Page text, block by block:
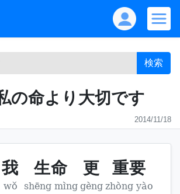
検索
の命より大切です
2014/11/18
我 生命 更 重要
wǒ shēng mìng gèng zhòng yào